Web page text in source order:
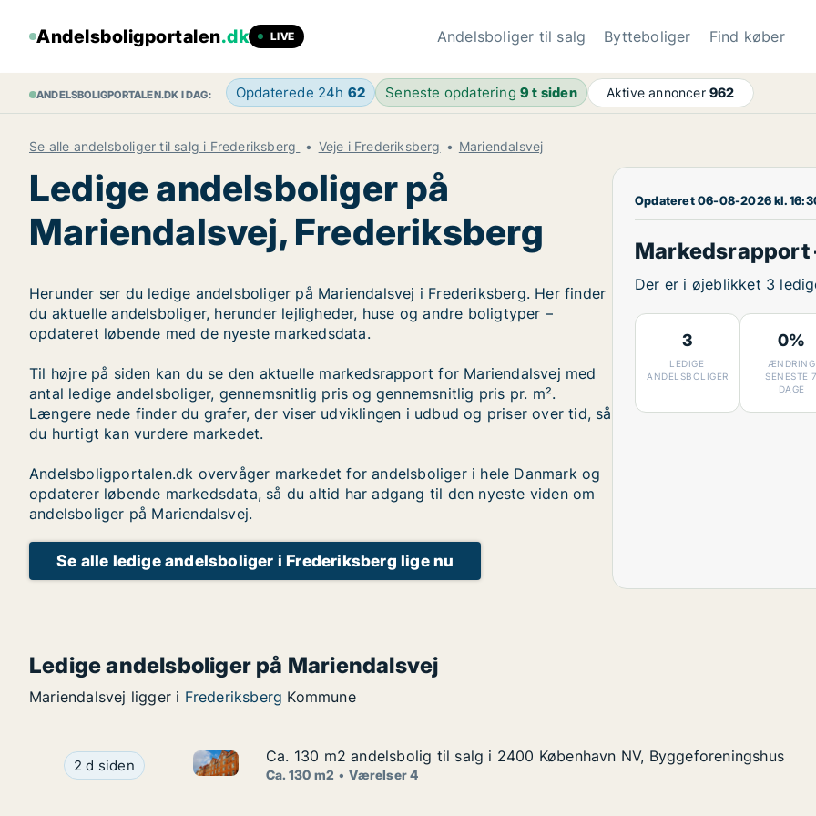
Andelsboligportalen.dk LIVE Andelsboliger til salg Bytteboliger Find køber
ANDELSBOLIGPORTALEN.DK I DAG: Opdaterede 24h 62 Seneste opdatering9 t siden Aktive annoncer962
Se alle andelsboliger til salg i Frederiksberg Veje i Frederiksberg Mariendalsvej
Ledige andelsboliger på
Mariendalsvej, Frederiksberg
Herunder ser du ledige andelsboliger på Mariendalsvej i Frederiksberg. Her finder
du aktuelle andelsboliger, herunder lejligheder, huse og andre boligtyper –
opdateret løbende med de nyeste markedsdata.
Til højre på siden kan du se den aktuelle markedsrapport for Mariendalsvej med
antal ledige andelsboliger, gennemsnitlig pris og gennemsnitlig pris pr. m².
Længere nede finder du grafer, der viser udviklingen i udbud og priser over tid, så
du hurtigt kan vurdere markedet.
Andelsboligportalen.dk overvåger markedet for andelsboliger i hele Danmark og
opdaterer løbende markedsdata, så du altid har adgang til den nyeste viden om
andelsboliger på Mariendalsvej.
Se alle ledige andelsboliger i Frederiksberg lige nu
Opdateret 06-08-2026 kl.
Markedsrapport
Der er i øjeblikket 3
3
LEDIGE
ANDELSBOLIGER
0%
ÆNDRING
SENESTE 7
DAGE
Ledige andelsboliger på Mariendalsvej
Mariendalsvej ligger i Frederiksberg Kommune
Ca. 130 m2 andelsbolig til salg i 2400 København NV, Byggeforeningshus
2 d siden Ca. 130 m2 andelsbolig til salg i 2400 København NV, Byggeforeningshus
Ca. 130 m2 andelsbolig til salg i 2400 København NV, Byggeforeningshus
Ca. 130 m2 andelsbolig til salg i 2400 København NV, Byggeforeningshus
Ca. 130 m2 Værelser 4